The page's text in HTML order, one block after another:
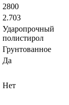
2800
2.703
Ударопрочный
полистирол
Грунтованное
Да
Нет